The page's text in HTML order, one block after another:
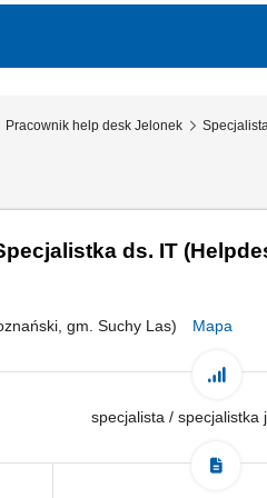
Pracownik help desk Jelonek
ds. IT
gm. Suchy Las)
Mapa
specjalista / specjalistka